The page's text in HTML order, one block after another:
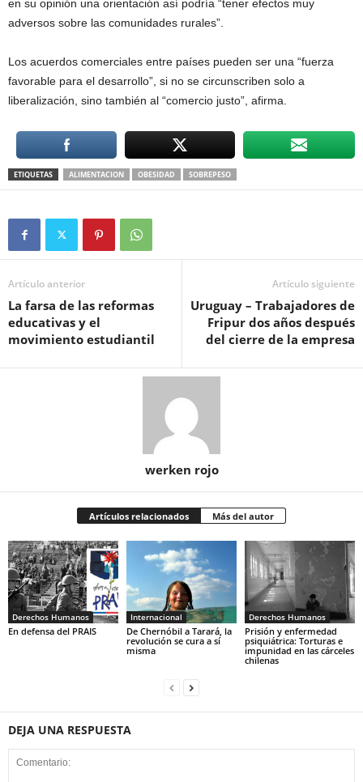
en su opinión una orientación así podría “tener efectos muy
adversos sobre las comunidades rurales”.
Los acuerdos comerciales entre países pueden ser una “fuerza
favorable para el desarrollo”, si no se circunscriben solo a
liberalización, sino también al “comercio justo”, afirma.
ETIQUETAS ALIMENTACION OBESIDAD SOBREPESO
Artículo anterior
La farsa de las reformas
educativas y el
movimiento estudiantil
Artículo siguiente
Uruguay – Trabajadores de
Fripur dos años después
del cierre de la empresa
werken rojo
Artículos relacionados Más del autor
Derechos Humanos
En defensa del PRAIS
Internacional
De Chernóbil a Tarará, la
revolución se cura a sí
misma
Derechos Humanos
Prisión y enfermedad
psiquiátrica: Torturas e
impunidad en las cárceles
chilenas
DEJA UNA RESPUESTA